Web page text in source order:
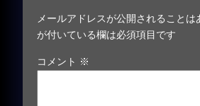
メールアドレスが公開されることは
が付いている欄は必須項目です
コメント ※